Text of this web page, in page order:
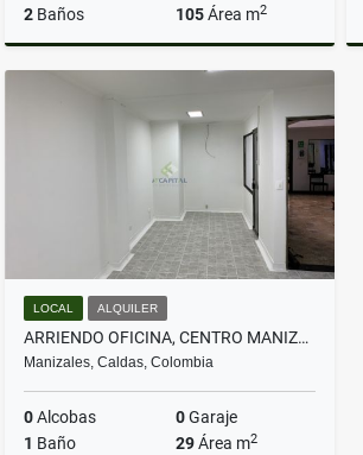
2 Baños 105Área m2
LOCAL ALQUILER
ARRIENDO OFICINA, CENTRO MANIZALES, CALDAS
Manizales, Caldas, Colombia
0Alcobas 0Garaje
1 Baño 29Área m2